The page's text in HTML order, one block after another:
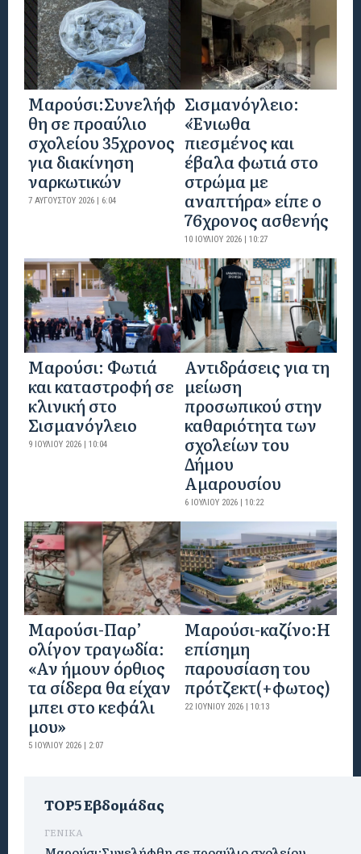
Μαρούσι:Συνελήφ
θη σε προαύλιο
σχολείου 35χρονος
για διακίνηση
ναρκωτικών
7 ΑΥΓΟΎΣΤΟΥ 2026 | 6:04
Σισμανόγλειο:
«Ένιωθα
πιεσμένος και
έβαλα φωτιά στο
στρώμα με
αναπτήρα» είπε ο
76χρονος ασθενής
10 ΙΟΥΛΊΟΥ 2026 | 10:27
Μαρούσι: Φωτιά
και καταστροφή σε
κλινική στο
Σισμανόγλειο
9 ΙΟΥΛΊΟΥ 2026 | 10:04
Αντιδράσεις για τη
μείωση
προσωπικού στην
καθαριότητα των
σχολείων του
Δήμου
Αμαρουσίου
6 ΙΟΥΛΊΟΥ 2026 | 10:22
Μαρούσι-Παρ’
ολίγον τραγωδία:
«Αν ήμουν όρθιος
τα σίδερα θα είχαν
μπει στο κεφάλι
μου»
5 ΙΟΥΛΊΟΥ 2026 | 2:07
Mαρούσι-καζίνο:H
επίσημη
παρουσίαση του
πρότζεκτ(+φωτος)
22 ΙΟΥΝΊΟΥ 2026 | 10:13
TOP5 Εβδομάδας
ΓΕΝΙΚΑ